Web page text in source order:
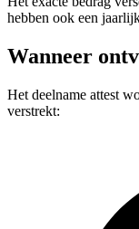
hebben ook een
Wanneer
Het deelname attest
verstrekt: